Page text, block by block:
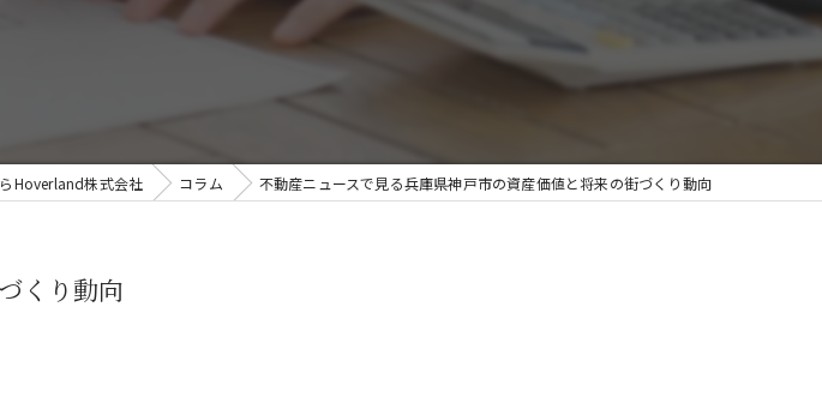
Hoverland株式会社 コラム 不動産ニュースで見る兵庫県神戸市の資産価値と将来の街づくり動向
くり動向